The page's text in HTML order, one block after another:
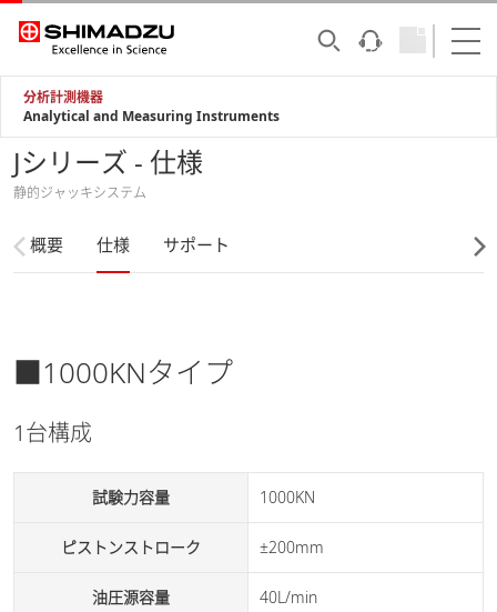
分析計測機器
Analytical and Measuring Instruments
Jシリーズ - 仕様
静的ジャッキシステム
概要 仕様 サポート
■1000KNタイプ
1台構成
試験力容量 1000KN
ピストンストローク ±200mm
油圧源容量 40L/min